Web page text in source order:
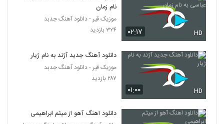
5357
دانلود آهنگ جدید و زیبای علی منتظری با نام
مهربانم
۵۱۲ بازدید
آهنگ دیوانگی از امیر رضا آل صفر(پاپ)
5359
آهنگ حامد نیک پی بنام وای بر ما
۳۱۹ بازدید
۰۲:۱۷ HD
نام زمان
موزیک قیر - دانلود آهنگ جدبد
۳۲۴ بازدید
۰۱:۰۰ HD
دانلود آهنگ جدید آژند به نام ژیار
موزیک قیر - دانلود آهنگ جدبد
۲۸۷ بازدید
دانلود اهنگ آهو از میثم ابراهیمی